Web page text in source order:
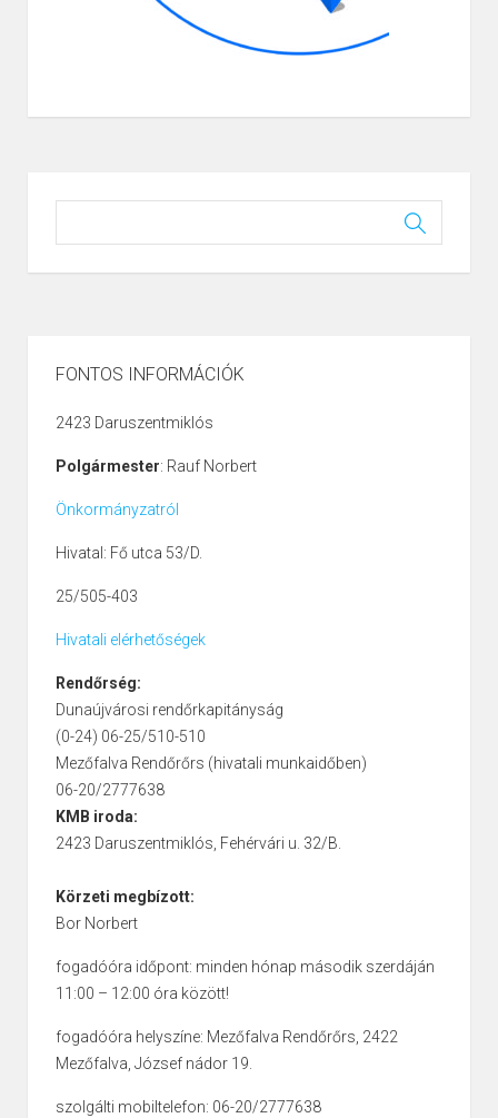
FONTOS INFORMÁCIÓK
2423 Daruszentmiklós
Polgármester: Rauf Norbert
Önkormányzatról
Hivatal: Fő utca 53/D.
25/505-403
Hivatali elérhetőségek
Rendőrség:
Dunaújvárosi rendőrkapitányság
(0-24) 06-25/510-510
Mezőfalva Rendőrőrs (hivatali munkaidőben)
06-20/2777638
KMB iroda:
2423 Daruszentmiklós, Fehérvári u. 32/B.
Körzeti megbízott:
Bor Norbert
fogadóóra időpont: minden hónap második szerdáján
11:00 – 12:00 óra között!
fogadóóra helyszíne: Mezőfalva Rendőrőrs, 2422
Mezőfalva, József nádor 19.
szolgálti mobiltelefon: 06-20/2777638